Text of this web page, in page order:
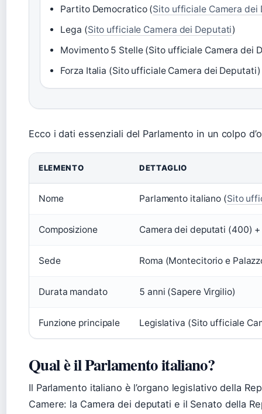
Partito Democratico (Sito ufficiale Camera dei
Lega (Sito ufficiale Camera dei Deputati)
Movimento 5 Stelle (Sito ufficiale Camera dei
Forza Italia (Sito ufficiale Camera dei Deputati)
Ecco i dati essenziali del Parlamento in un colpo
ELEMENTO DETTAGLIO
Nome Parlamento italiano (Sito
Composizione Camera dei deputati (400)
Sede Roma (Montecitorio e
Durata mandato 5 anni (Sapere Virgilio)
Funzione principale Legislativa (Sito ufficiale
Qual è il Parlamento italiano?
Il Parlamento italiano è l’organo legislativo della
Camere: la Camera dei deputati e il Senato della